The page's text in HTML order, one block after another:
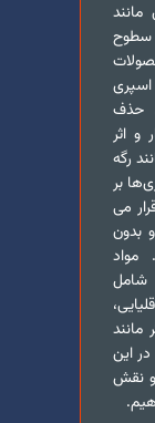
سطوح
حذف
و اثر
رگه
بر
می
بدون
مواد
شامل
مانند
این
و نقش